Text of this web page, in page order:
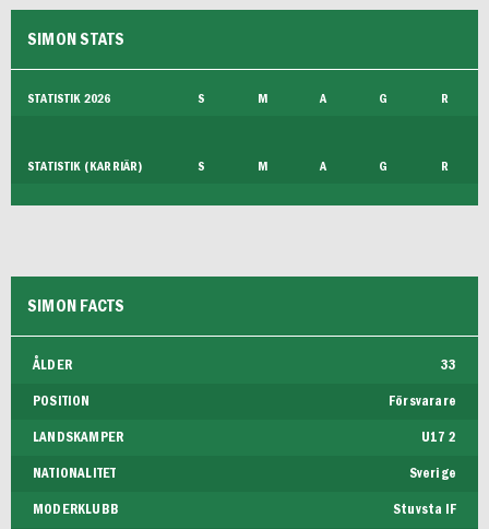
SIMON STATS
STATISTIK 2026 S M A G R
STATISTIK (KARRIÄR) S M A G R
SIMON FACTS
ÅLDER 33
POSITION Försvarare
LANDSKAMPER U17 2
NATIONALITET Sverige
MODERKLUBB Stuvsta IF